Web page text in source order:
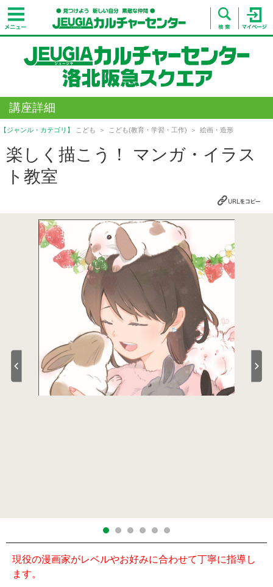
講座詳細
【ジャンル・カテゴリ】 こども こども(教育・学習・工作) 絵画・造形
楽しく描こう！ マンガ・イラス
ト教室
現役の漫画家がレベルやお好みに合わせて丁寧に指導し
ます。